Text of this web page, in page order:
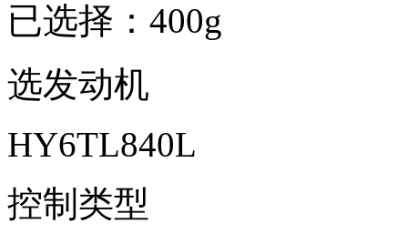
已选择：400g
选发动机
HY6TL840L
控制类型